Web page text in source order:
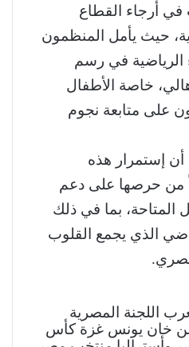
أرجاء القطاع
حيث يأمل المنظمون
الرياضية في رسم
خاصة الأطفال
على متابعة نجوم
أن إستمرار هذه
من حرصها على دعم
المتاحة، بما في ذلك
الذي يجمع القلوب
اللجنة المصرية
خان يونس غزة كأس